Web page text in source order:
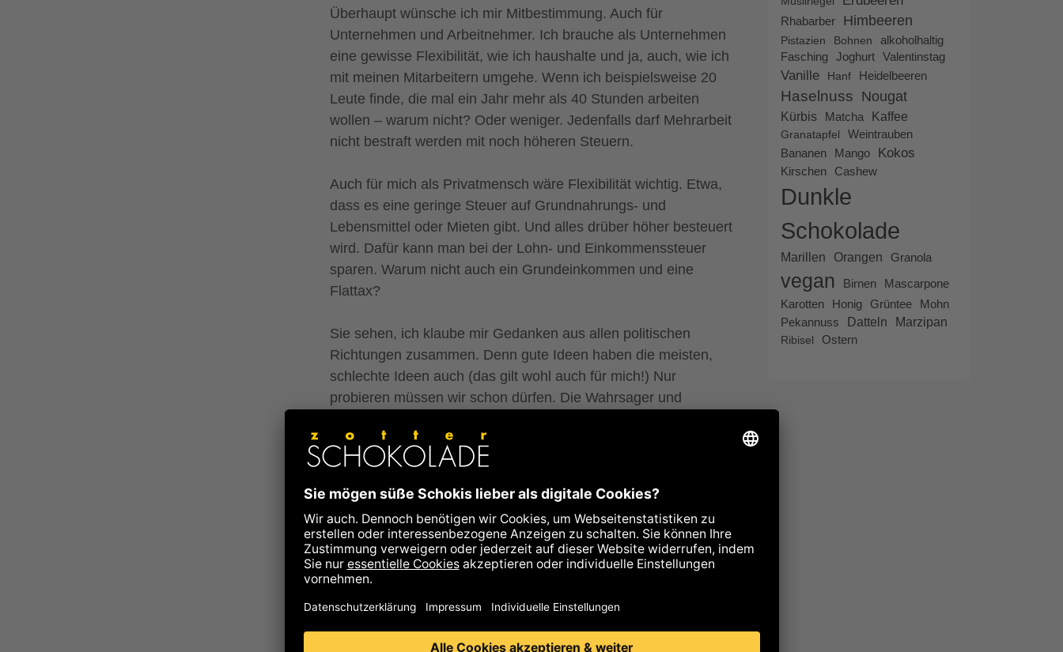
Überhaupt wünsche ich mir Mitbestimmung. Auch für
Unternehmen und Arbeitnehmer. Ich brauche als Unternehmen
eine gewisse Flexibilität, wie ich haushalte und ja, auch, wie ich
mit meinen Mitarbeitern umgehe. Wenn ich beispielsweise 20
Leute finde, die mal ein Jahr mehr als 40 Stunden arbeiten
wollen – warum nicht? Oder weniger. Jedenfalls darf Mehrarbeit
nicht bestraft werden mit noch höheren Steuern.
Auch für mich als Privatmensch wäre Flexibilität wichtig. Etwa,
dass es eine geringe Steuer auf Grundnahrungs- und
Lebensmittel oder Mieten gibt. Und alles drüber höher besteuert
wird. Dafür kann man bei der Lohn- und Einkommenssteuer
sparen. Warum nicht auch ein Grundeinkommen und eine
Flattax?
Sie sehen, ich klaube mir Gedanken aus allen politischen
Richtungen zusammen. Denn gute Ideen haben die meisten,
schlechte Ideen auch (das gilt wohl auch für mich!) Nur
probieren müssen wir schon dürfen. Die Wahrsager und
Das wünsche ich mir dann eben auch von der Regierung: Dass
da ist. Für die, die leisten, für die, die normal leben wollen, für
die, die Unterstützung brauchen. Ist doch eigentlich nicht zu viel
verlangt, oder?
Rhabarber Himbeeren
Pistazien Bohnen alkoholhaltig
Fasching Joghurt Valentinstag
Vanille Hanf Heidelbeeren
Haselnuss Nougat
Kürbis Matcha Kaffee
Granatapfel Weintrauben
Bananen Mango Kokos
Kirschen Cashew
Dunkle
Schokolade
Marillen Orangen Granola
vegan Birnen Mascarpone
Karotten Honig Grüntee
Mohn
Pekannuss
Datteln Marzipan
Ribisel Ostern
Über: Josef Zotter